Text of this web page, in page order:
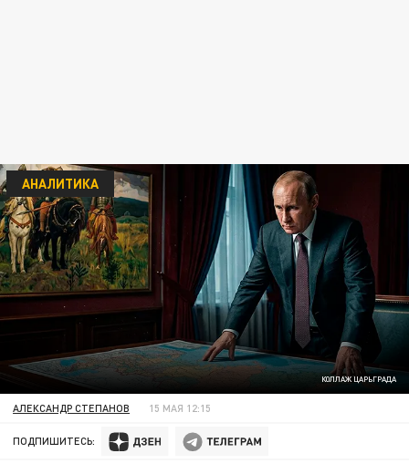
КОЛЛАЖ ЦАРЬГРАДА
АНАЛИТИКА
АЛЕКСАНДР СТЕПАНОВ 15 МАЯ 12:15
ПОДПИШИТЕСЬ: